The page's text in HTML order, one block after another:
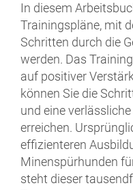
In diesem
Trainingspläne, mit
Schritten durch die
werden. Das
auf positiver
können Sie die
und eine
erreichen.
effizienteren
Minenspürhunden
steht dieser